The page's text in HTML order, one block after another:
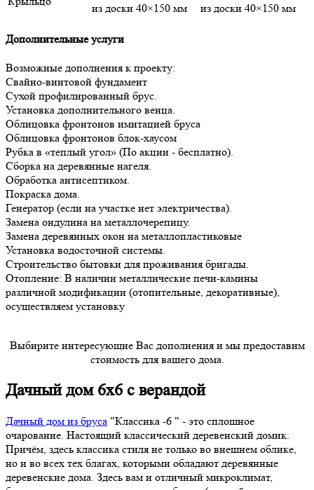
из доски 40×150 мм
из доски 40×150 мм
Дополнительные услуги
Возможные дополнения к проекту:
Свайно-винтовой фундамент
Сухой профилированный брус.
Установка дополнительного венца.
Облицовка фронтонов имитацией бруса
Облицовка фронтонов блок-хаусом
Рубка в «теплый угол» (По акции - бесплатно).
Сборка на деревянные нагеля.
Обработка антисептиком.
Покраска дома.
Генератор (если на участке нет электричества).
Замена ондулина на металлочерепицу.
Замена деревянных окон на металлопластиковые
Установка водосточной системы.
Строительство бытовки для проживания бригады.
Отопление: В наличии металлические печи-камины
различной модификации (отопительные, декоративные),
осуществляем установку
Выбирите интересующие Вас дополнения и мы предоставим
стоимость для вашего дома.
Дачный дом 6х6 с верандой
Дачный дом из бруса "Классика -6 " - это сплошное
очарование. Настоящий классический деревенский домик.
Причём, здесь классика стиля не только во внешнем облике,
но и во всех тех благах, которыми обладают деревянные
деревенские дома. Здесь вам и отличный микроклимат,